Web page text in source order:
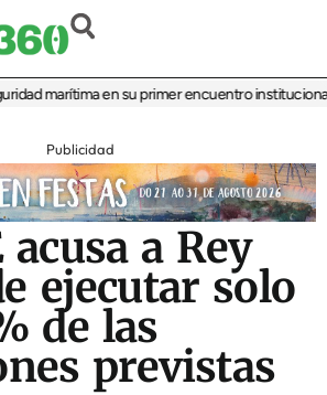
marítima en su primer encuentro institucional
Publicidad
acusa a Rey
ejecutar solo
de las
previstas